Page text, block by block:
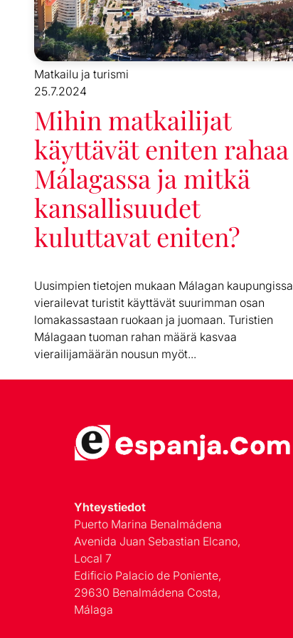
Matkailu ja turismi
25.7.2024
Mihin matkailijat
käyttävät eniten rahaa
Málagassa ja mitkä
kansallisuudet
kuluttavat eniten?
Uusimpien tietojen mukaan Málagan kaupungissa
vierailevat turistit käyttävät suurimman osan
lomakassastaan ruokaan ja juomaan. Turistien
Málagaan tuoman rahan määrä kasvaa
vierailijamäärän nousun myöt...
Yhteystiedot
Puerto Marina Benalmádena
Avenida Juan Sebastian Elcano,
Local 7
Edificio Palacio de Poniente,
29630 Benalmádena Costa,
Málaga